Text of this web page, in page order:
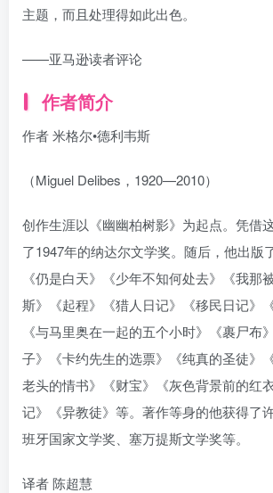
主题，而且处理得如此出色。
——亚马逊读者评论
作者简介
作者 米格尔•德利韦斯
（Miguel Delibes，1920—2010）
创作生涯以《幽幽柏树影》为起点。凭借
了1947年的纳达尔文学奖。随后，他出版
《仍是白天》《少年不知何处去》《我那
斯》《起程》《猎人日记》《移民日记》
《与马里奥在一起的五个小时》《裹尸布
子》《卡约先生的选票》《纯真的圣徒》
老头的情书》《财宝》《灰色背景前的红
记》《异教徒》等。著作等身的他获得了
班牙国家文学奖、塞万提斯文学奖等。
译者 陈超慧